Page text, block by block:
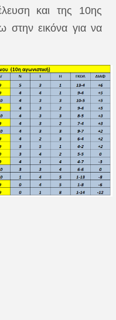
και της 10ης
στην εικόνα για να